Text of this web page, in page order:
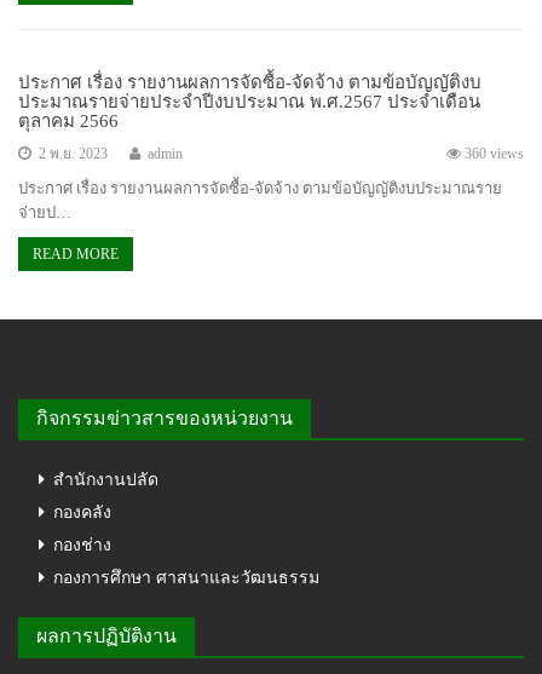
ประกาศ เรื่อง รายงานผลการจัดซื้อ-จัดจ้าง ตามข้อบัญญัติงบ
ประมาณรายจ่ายประจำปีงบประมาณ พ.ศ.2567 ประจำเดือน
ตุลาคม 2566
2 พ.ย. 2023 360 views
admin
ประกาศ เรื่อง รายงานผลการจัดซื้อ-จัดจ้าง ตามข้อบัญญัติงบประมาณราย
จ่ายป…
READ MORE
กิจกรรมข่าวสารของหน่วยงาน
สำนักงานปลัด
กองคลัง
กองช่าง
กองการศึกษา ศาสนาและวัฒนธรรม
ผลการปฏิบัติงาน